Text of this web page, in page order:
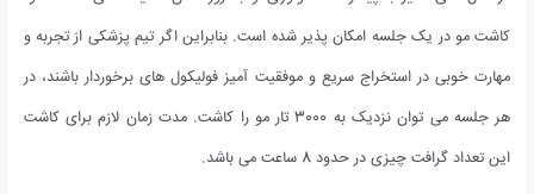
کاشت مو در یک جلسه امکان پذیر شده است. بنابراین اگر تیم پزشکی از تجربه و
مهارت خوبی در استخراج سریع و موفقیت آمیز فولیکول های برخوردار باشند، در
هر جلسه می توان نزدیک به 3000 تار مو را کاشت. مدت زمان لازم برای کاشت
این تعداد گرافت چیزی در حدود 8 ساعت می باشد.